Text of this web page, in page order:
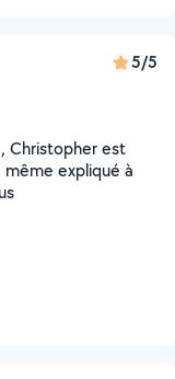
5/5
Christopher est
expliqué à